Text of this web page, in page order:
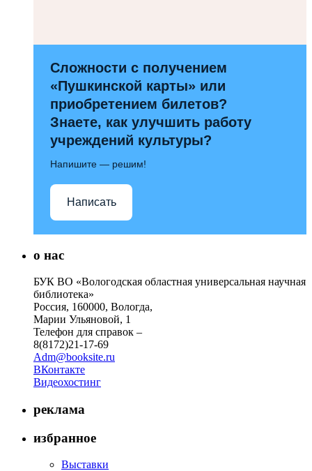
Сложности с получением
«Пушкинской карты» или
приобретением билетов?
Знаете, как улучшить работу
учреждений культуры?
Напишите — решим!
Написать
о нас
БУК ВО «Вологодская областная универсальная научная
библиотека»
Россия, 160000, Вологда,
Марии Ульяновой, 1
Телефон для справок –
8(8172)21-17-69
Adm@booksite.ru
ВКонтакте
Видеохостинг
реклама
избранное
Выставки